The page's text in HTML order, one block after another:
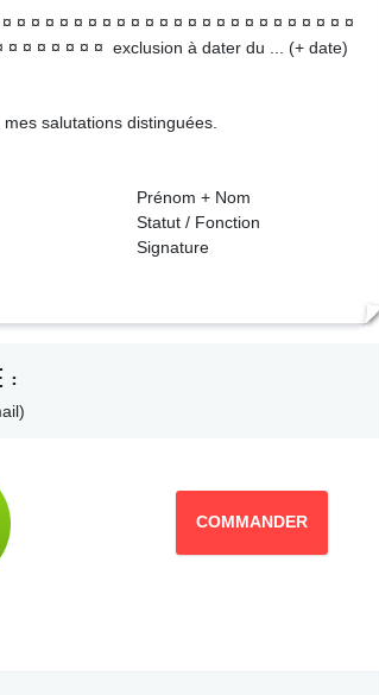
¤ ¤ ¤ ¤ ¤ ¤ ¤ ¤ ¤ ¤ ¤ ¤ ¤ ¤ ¤ ¤ ¤ ¤ ¤ ¤ ¤ ¤ ¤ ¤
¤ ¤ ¤ ¤ ¤ ¤ exclusion à dater du ... (+ date)
salutations distinguées.
Nom
:
COMMANDER